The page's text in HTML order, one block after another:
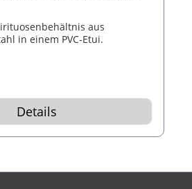
aus
in einem PVC-Etui.
Details